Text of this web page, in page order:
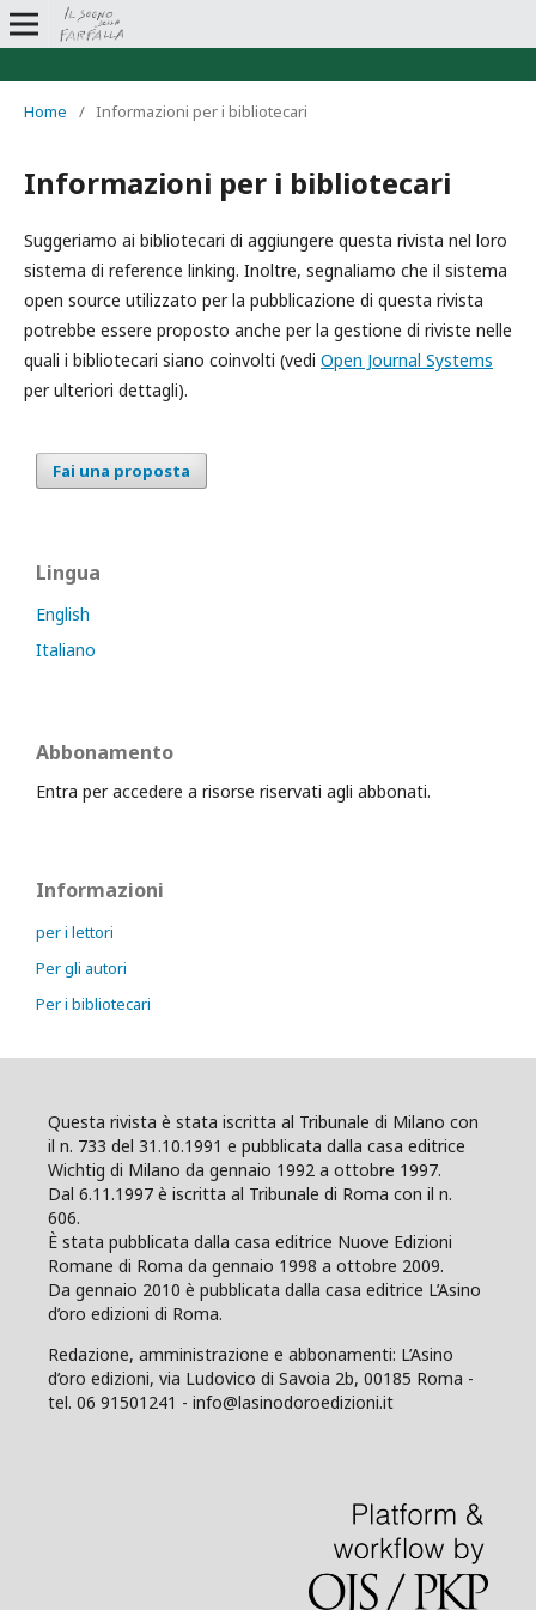
Home / Informazioni per i bibliotecari
Informazioni per i bibliotecari
Suggeriamo ai bibliotecari di aggiungere questa rivista nel loro
sistema di reference linking. Inoltre, segnaliamo che il sistema
open source utilizzato per la pubblicazione di questa rivista
potrebbe essere proposto anche per la gestione di riviste nelle
quali i bibliotecari siano coinvolti (vedi Open Journal Systems
per ulteriori dettagli).
Fai una proposta
Lingua
English
Italiano
Abbonamento
Entra per accedere a risorse riservati agli abbonati.
Informazioni
per i lettori
Per gli autori
Per i bibliotecari
Questa rivista è stata iscritta al Tribunale di Milano con
il n. 733 del 31.10.1991 e pubblicata dalla casa editrice
Wichtig di Milano da gennaio 1992 a ottobre 1997.
Dal 6.11.1997 è iscritta al Tribunale di Roma con il n.
606.
È stata pubblicata dalla casa editrice Nuove Edizioni
Romane di Roma da gennaio 1998 a ottobre 2009.
Da gennaio 2010 è pubblicata dalla casa editrice L’Asino
d’oro edizioni di Roma.
Redazione, amministrazione e abbonamenti: L’Asino
d’oro edizioni, via Ludovico di Savoia 2b, 00185 Roma -
tel. 06 91501241 - info@lasinodoroedizioni.it